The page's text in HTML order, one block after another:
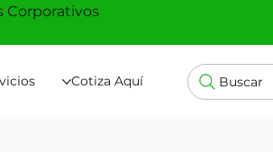
Cotiza Aquí Buscar
Corporativos